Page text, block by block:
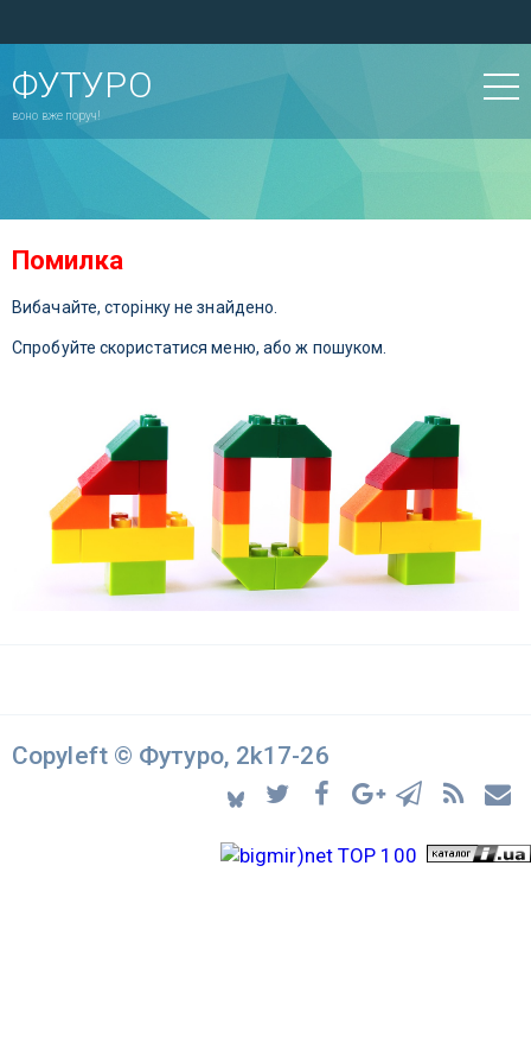
ФУТУРО
воно вже поруч!
Помилка
Вибачайте, сторінку не знайдено.
Спробуйте скористатися меню, або ж пошуком.
Copyleft © Футуро, 2k17-26